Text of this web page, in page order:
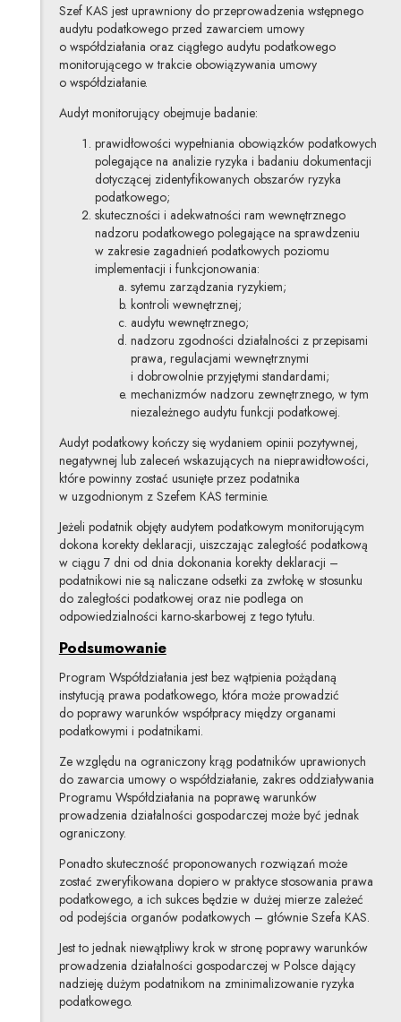
Szef KAS jest uprawniony do przeprowadzenia wstępnego
audytu podatkowego przed zawarciem umowy
o współdziałania oraz ciągłego audytu podatkowego
monitorującego w trakcie obowiązywania umowy
o współdziałanie.
Audyt monitorujący obejmuje badanie:
prawidłowości wypełniania obowiązków podatkowych
polegające na analizie ryzyka i badaniu dokumentacji
dotyczącej zidentyfikowanych obszarów ryzyka
podatkowego;
skuteczności i adekwatności ram wewnętrznego
nadzoru podatkowego polegające na sprawdzeniu
w zakresie zagadnień podatkowych poziomu
implementacji i funkcjonowania:
sytemu zarządzania ryzykiem;
kontroli wewnętrznej;
audytu wewnętrznego;
nadzoru zgodności działalności z przepisami
prawa, regulacjami wewnętrznymi
i dobrowolnie przyjętymi standardami;
mechanizmów nadzoru zewnętrznego, w tym
niezależnego audytu funkcji podatkowej.
Audyt podatkowy kończy się wydaniem opinii pozytywnej,
negatywnej lub zaleceń wskazujących na nieprawidłowości,
które powinny zostać usunięte przez podatnika
w uzgodnionym z Szefem KAS terminie.
Jeżeli podatnik objęty audytem podatkowym monitorującym
dokona korekty deklaracji, uiszczając zaległość podatkową
w ciągu 7 dni od dnia dokonania korekty deklaracji –
podatnikowi nie są naliczane odsetki za zwłokę w stosunku
do zaległości podatkowej oraz nie podlega on
odpowiedzialności karno-skarbowej z tego tytułu.
Podsumowanie
Program Współdziałania jest bez wątpienia pożądaną
instytucją prawa podatkowego, która może prowadzić
do poprawy warunków współpracy między organami
podatkowymi i podatnikami.
Ze względu na ograniczony krąg podatników uprawionych
do zawarcia umowy o współdziałanie, zakres oddziaływania
Programu Współdziałania na poprawę warunków
prowadzenia działalności gospodarczej może być jednak
ograniczony.
Ponadto skuteczność proponowanych rozwiązań może
zostać zweryfikowana dopiero w praktyce stosowania prawa
podatkowego, a ich sukces będzie w dużej mierze zależeć
od podejścia organów podatkowych – głównie Szefa KAS.
Jest to jednak niewątpliwy krok w stronę poprawy warunków
prowadzenia działalności gospodarczej w Polsce dający
nadzieję dużym podatnikom na zminimalizowanie ryzyka
podatkowego.